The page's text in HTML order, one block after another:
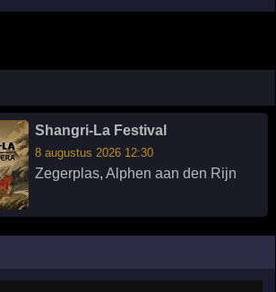
Shangri-La Festival
8 augustus 2026 12:30
Zegerplas, Alphen aan den Rijn